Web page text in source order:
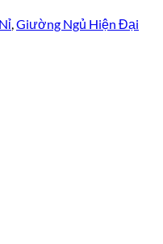
,Giường Ngủ Hiện Đại